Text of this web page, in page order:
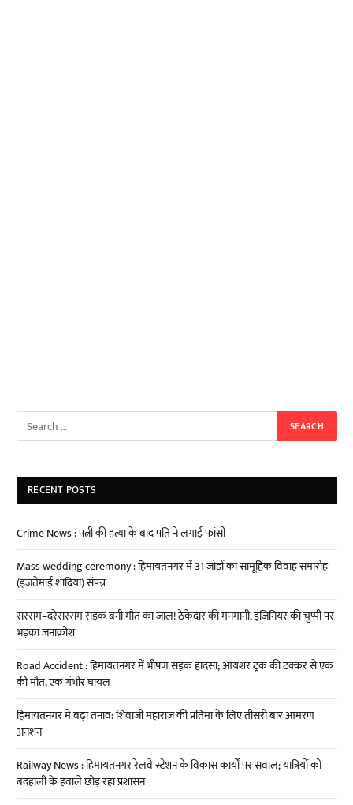
RECENT POSTS
Crime News : पत्नी की हत्या के बाद पति ने लगाई फांसी
Mass wedding ceremony : हिमायतनगर में 31 जोड़ों का सामूहिक विवाह समारोह
(इजतेमाई शादिया) संपन्न
सरसम–दरेसरसम सड़क बनी मौत का जाल! ठेकेदार की मनमानी, इंजिनियर की चुप्पी पर
भड़का जनाक्रोश
Road Accident : हिमायतनगर में भीषण सड़क हादसा; आयशर ट्रक की टक्कर से एक
की मौत, एक गंभीर घायल
हिमायतनगर में बढ़ा तनाव: शिवाजी महाराज की प्रतिमा के लिए तीसरी बार आमरण
अनशन
Railway News : हिमायतनगर रेलवे स्टेशन के विकास कार्यों पर सवाल; यात्रियों को
बदहाली के हवाले छोड़ रहा प्रशासन